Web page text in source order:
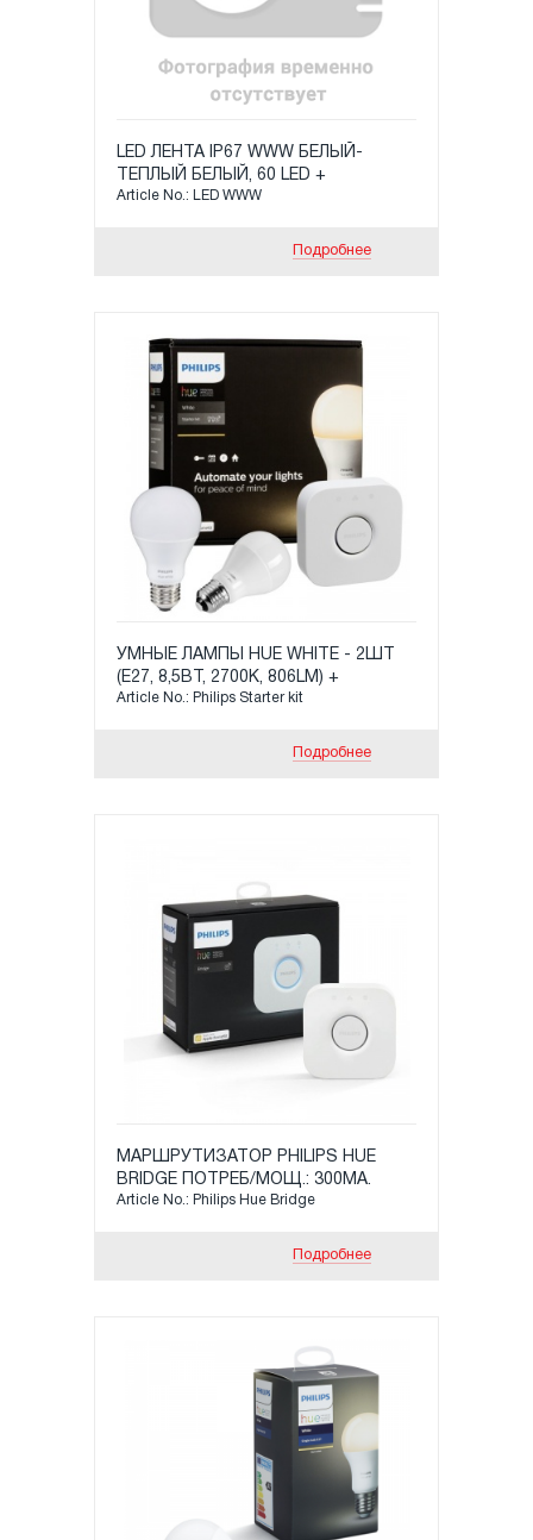
LED ЛЕНТА IP67 WWW БЕЛЫЙ-
ТЕПЛЫЙ БЕЛЫЙ, 60 LED +
КОНТРОЛЛЕР PHILIPS HUE
Article No.: LED WWW
Подробнее
УМНЫЕ ЛАМПЫ HUE WHITE - 2ШТ
(Е27, 8,5ВТ, 2700K, 806LM) +
МАРШРУТИЗАТОР HUE BRIDGE
Article No.: Philips Starter kit
Подробнее
МАРШРУТИЗАТОР PHILIPS HUE
BRIDGE ПОТРЕБ/МОЩ.: 300МА.
ДИАПАЗОН XАСТОТ: 2 400-2
Article No.: Philips Hue Bridge
Подробнее